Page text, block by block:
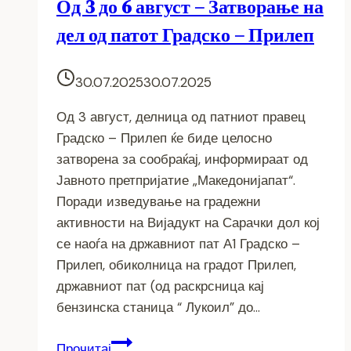
Од 3 до 6 август – Затворање на
дел од патот Градско – Прилеп
30.07.202530.07.2025
Од 3 август, делница од патниот правец
Градско – Прилеп ќе биде целосно
затворена за сообраќај, информираат од
Јавното претпријатие „Македонијапат“.
Поради изведување на градежни
активности на Вијадукт на Сарачки дол кој
се наоѓа на државниот пат А1 Градско –
Прилеп, обиколница на градот Прилеп,
државниот пат (од раскрсница кај
бензинска станица “ Лукоил” до…
Од